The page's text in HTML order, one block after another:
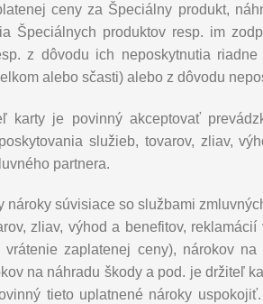
ceny za Špeciálny produkt,
Špeciálnych produktov resp. im
z dôvodu ich neposkytnutia
alebo sčasti) alebo z dôvodu
karty je povinný akceptovať
služieb, tovarov, zliav,
partnera.
nároky súvisiace so službami
zliav, výhod a benefitov,
vrátenie zaplatenej ceny), nárokov
na náhradu škody a pod. je držiteľ
tieto uplatnené nároky